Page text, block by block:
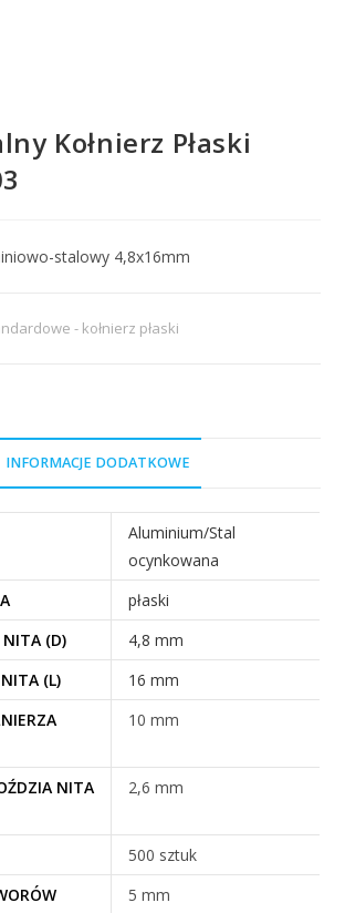
Kołnierz Płaski
stalowy 4,8x16mm
- kołnierz płaski
INFORMACJE DODATKOWE
Aluminium/Stal
ocynkowana
płaski
NITA (D)
4,8 mm
(L)
16 mm
10 mm
NITA
2,6 mm
500 sztuk
5 mm